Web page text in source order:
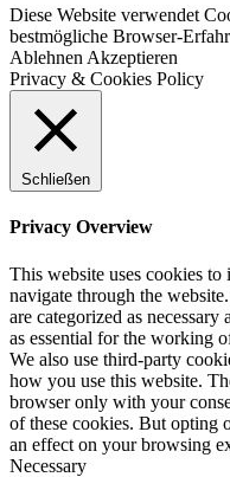
Diese Website verwendet
bestmögliche Browser-
Ablehnen Akzeptieren
Privacy & Cookies Policy
Schließen
Privacy Overview
This website uses cookies
navigate through the
are categorized as
as essential for the working
We also use third-party
how you use this website.
browser only with your
of these cookies. But opting
an effect on your browsing
Necessary